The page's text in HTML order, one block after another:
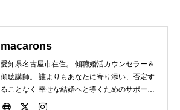
macarons
愛知県名古屋市在住。 傾聴婚活カウンセラー＆
傾聴講師。 誰よりもあなたに寄り添い、否定す
ることなく 幸せな結婚へと導くためのサポート
をしています。 会員・非会員関係なく結婚にま